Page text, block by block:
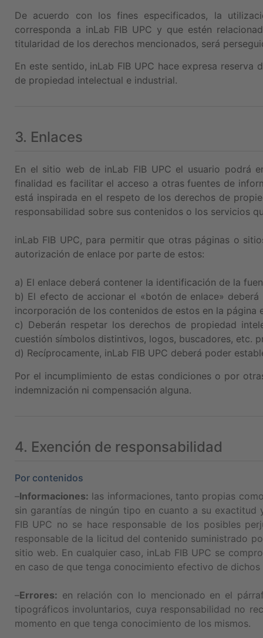
De acuerdo con los fines especificados, la
corresponda a inLab FIB UPC y que estén
titularidad de los derechos mencionados, será
En este sentido, inLab FIB UPC hace expresa
de propiedad intelectual e industrial.
3. Enlaces
En el sitio web de inLab FIB UPC el usuario podrá
finalidad es facilitar el acceso a otras fuentes de
está inspirada en el respeto de los derechos de
responsabilidad sobre sus contenidos o los servicios
inLab FIB UPC, para permitir que otras páginas o
autorización de enlace por parte de estos:
a) El enlace deberá contener la identificación de la
b) El efecto de accionar el «botón de enlace»
incorporación de los contenidos de estos en la página
c) Deberán respetar los derechos de propiedad
cuestión símbolos distintivos, logos, buscadores, etc.
d) Recíprocamente, inLab FIB UPC deberá poder
Por el incumplimiento de estas condiciones o por
indemnización ni compensación alguna.
4. Exención de responsabilidad
Por contenidos
–Informaciones: las informaciones, tanto propias
sin garantías de ningún tipo en cuanto a su
FIB UPC no se hace responsable de los posibles
responsable de la licitud del contenido suministrado
sitio web. En cualquier caso, inLab FIB UPC se
en caso de que tenga conocimiento efectivo de
–Errores: en relación con lo mencionado en el
tipográficos involuntarios, cuya responsabilidad no
momento en que tenga conocimiento de los mismos.